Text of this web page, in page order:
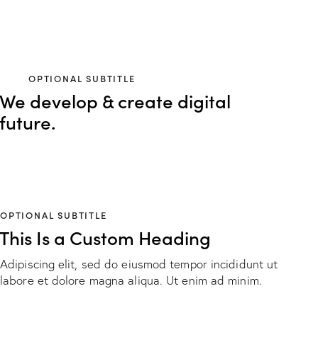
OPTIONAL SUBTITLE
We develop & create digital
future.
OPTIONAL SUBTITLE
This Is a Custom Heading
Adipiscing elit, sed do eiusmod tempor incididunt ut
labore et dolore magna aliqua. Ut enim ad minim.